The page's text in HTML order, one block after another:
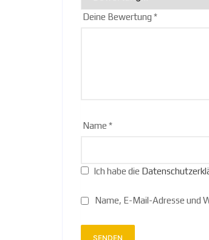
Deine Bewertung *
Name *
Ich habe die
Name, E-Mail-Adresse und